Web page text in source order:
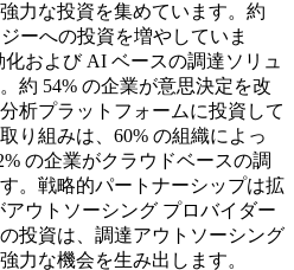
力な投資を集めています。約
ーへの投資を増やしていま
および AI ベースの調達ソリュ
約 54% の企業が意思決定を改
析プラットフォームに投資して
り組みは、60% の組織によっ
の企業がクラウドベースの調
。戦略的パートナーシップは拡
ウトソーシング プロバイダー
投資は、調達アウトソーシング
力な機会を生み出します。